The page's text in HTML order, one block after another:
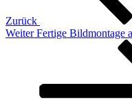
Zurück
Nächster
Weiter Fertige Bildmontage